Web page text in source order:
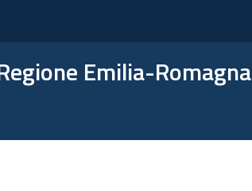
Emilia-Romagna